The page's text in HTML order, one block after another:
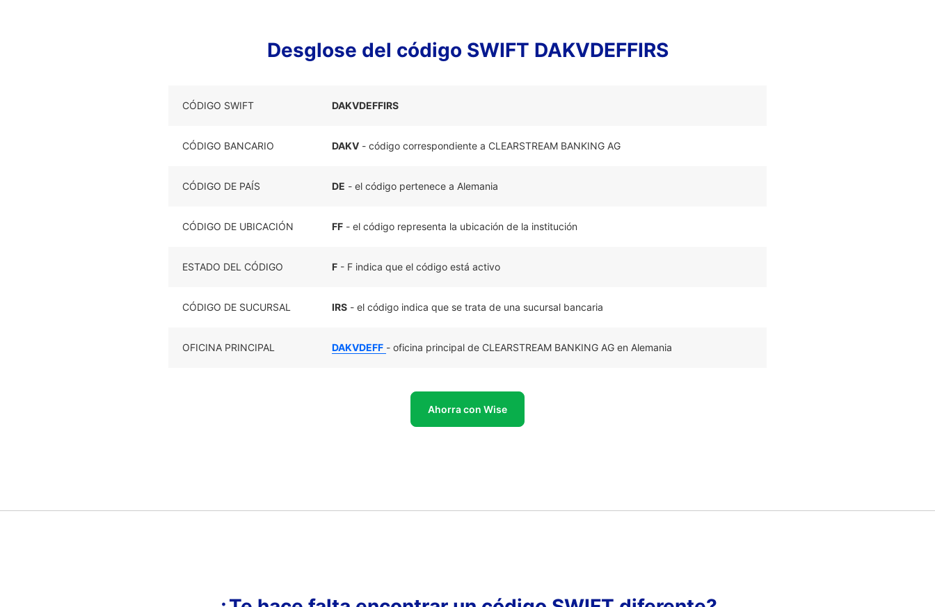
Desglose del código SWIFT DAKVDEFFIRS
CÓDIGO SWIFT DAKVDEFFIRS
CÓDIGO BANCARIO DAKV - código correspondiente a CLEARSTREAM BANKING AG
CÓDIGO DE PAÍS DE - el código pertenece a Alemania
CÓDIGO DE UBICACIÓN FF - el código representa la ubicación de la institución
ESTADO DEL CÓDIGO F - F indica que el código está activo
CÓDIGO DE SUCURSAL IRS - el código indica que se trata de una sucursal bancaria
OFICINA PRINCIPAL DAKVDEFF - oficina principal de CLEARSTREAM BANKING AG en Alemania
Ahorra con Wise